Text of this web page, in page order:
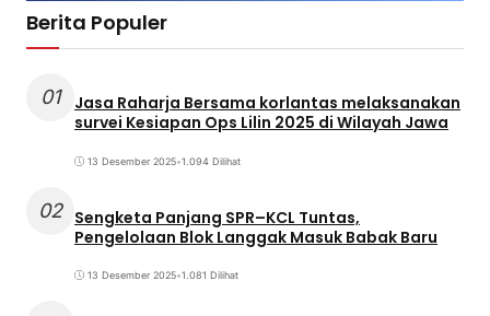
Berita Populer
01
Jasa Raharja Bersama korlantas melaksanakan
survei Kesiapan Ops Lilin 2025 di Wilayah Jawa
13 Desember 2025•1.094 Dilihat
02 Sengketa Panjang SPR–KCL Tuntas,
Pengelolaan Blok Langgak Masuk Babak Baru
13 Desember 2025•1.081 Dilihat